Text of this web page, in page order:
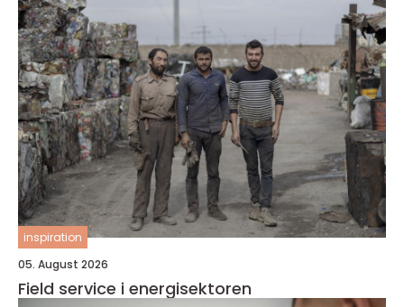
inspiration
05. August 2026
Field service i energisektoren